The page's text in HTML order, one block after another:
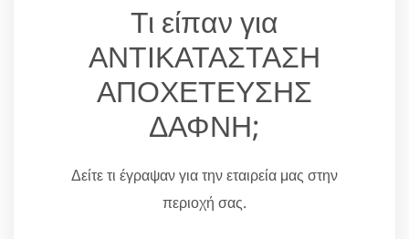
Τι είπαν για
ΑΝΤΙΚΑΤΑΣΤΑΣΗ
ΑΠΟΧΕΤΕΥΣΗΣ
ΔΑΦΝΗ;
Δείτε τι έγραψαν για την εταιρεία μας στην
περιοχή σας.